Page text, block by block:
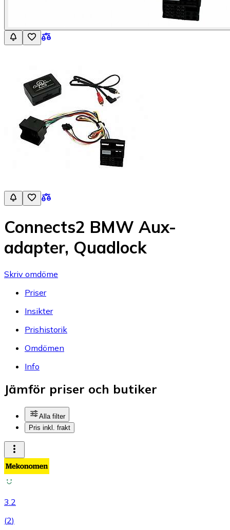
Connects2 BMW Aux-
adapter, Quadlock
Skriv omdöme
Priser
Insikter
Prishistorik
Omdömen
Info
Jämför priser och butiker
Alla filter
Pris inkl. frakt
3.2
(2)